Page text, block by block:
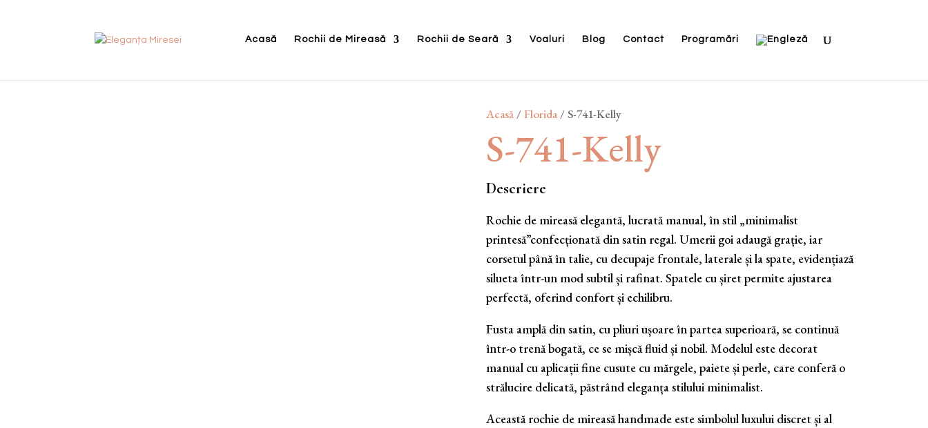
Acasă Rochii de Mireasă Rochii de Seară Voaluri Blog Contact Programări
Acasă /Florida / S-741-Kelly
S-741-Kelly
Descriere
Rochie de mireasă elegantă, lucrată manual, în stil „minimalist
printesă”confecționată din satin regal. Umerii goi adaugă grație, iar
corsetul până în talie, cu decupaje frontale, laterale și la spate, evidențiază
silueta într-un mod subtil și rafinat. Spatele cu șiret permite ajustarea
perfectă, oferind confort și echilibru.
Fusta amplă din satin, cu pliuri ușoare în partea superioară, se continuă
într-o trenă bogată, ce se mișcă fluid și nobil. Modelul este decorat
manual cu aplicații fine cusute cu mărgele, paiete și perle, care conferă o
strălucire delicată, păstrând eleganța stilului minimalist.
Această rochie de mireasă handmade este simbolul luxului discret și al